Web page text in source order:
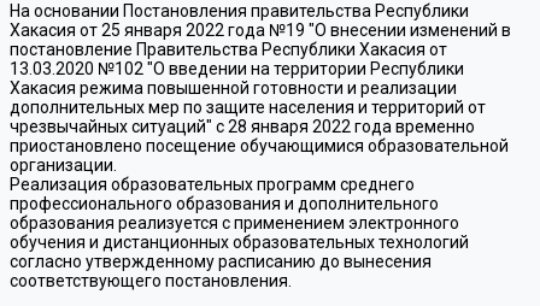
На основании Постановления правительства Республики
Хакасия от 25 января 2022 года №19 "О внесении изменений в
постановление Правительства Республики Хакасия от
13.03.2020 №102 "О введении на территории Республики
Хакасия режима повышенной готовности и реализации
дополнительных мер по защите населения и территорий от
чрезвычайных ситуаций" с 28 января 2022 года временно
приостановлено посещение обучающимися образовательной
организации.
Реализация образовательных программ среднего
профессионального образования и дополнительного
образования реализуется с применением электронного
обучения и дистанционных образовательных технологий
согласно утвержденному расписанию до вынесения
соответствующего постановления.